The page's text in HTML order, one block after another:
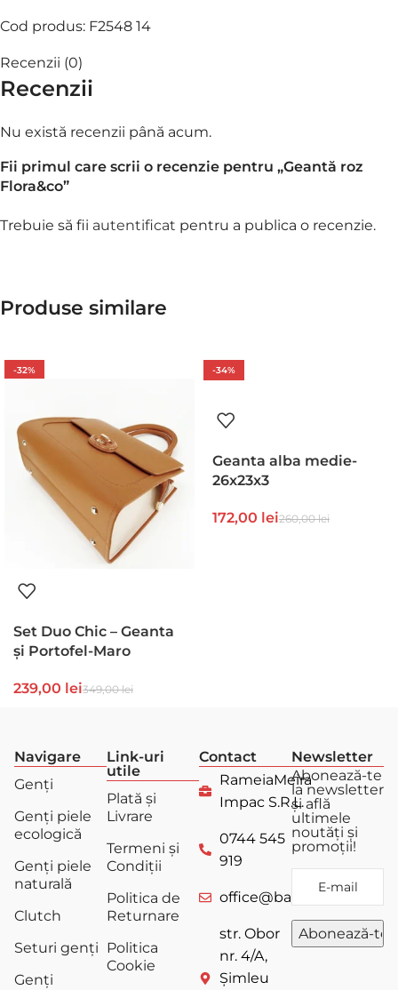
Cod produs: F2548 14
Recenzii (0)
Recenzii
Nu există recenzii până acum.
Fii primul care scrii o recenzie pentru „Geantă roz
Flora&co”
Trebuie să fii autentificat pentru a publica o recenzie.
Produse similare
-32%
Set Duo Chic – Geanta
și Portofel-Maro
349,00lei
239,00 lei
-34%
Geanta alba medie-
26x23x3
260,00lei
172,00 lei
Navigare
Genți
Genți piele
ecologică
Genți piele
naturală
Clutch
Seturi genți
Genți
Link-uri
utile
Plată și
Livrare
Termeni și
Condiții
Politica de
Returnare
Politica
Cookie
Contact
RameiaMeira
Impac S.R.L.
0744 545
919
office@bagstore.ro
str. Obor
nr. 4/A,
Șimleu
Newsletter
Abonează-te
la newsletter
și află
ultimele
noutăți și
promoții!